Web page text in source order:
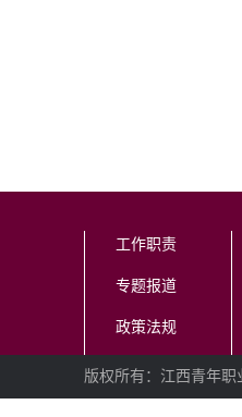
工作职责
专题报道
政策法规
版权所有：江西青年职